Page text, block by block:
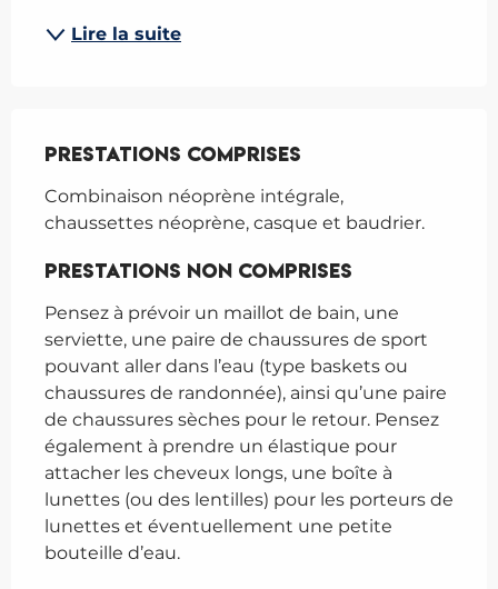
Lire la suite
Prestations comprises
Prestations comprises
Combinaison néoprène intégrale,
chaussettes néoprène, casque et baudrier.
Prestations non comprises
Prestations non comprises
Pensez à prévoir un maillot de bain, une
serviette, une paire de chaussures de sport
pouvant aller dans l’eau (type baskets ou
chaussures de randonnée), ainsi qu’une paire
de chaussures sèches pour le retour. Pensez
également à prendre un élastique pour
attacher les cheveux longs, une boîte à
lunettes (ou des lentilles) pour les porteurs de
lunettes et éventuellement une petite
bouteille d’eau.